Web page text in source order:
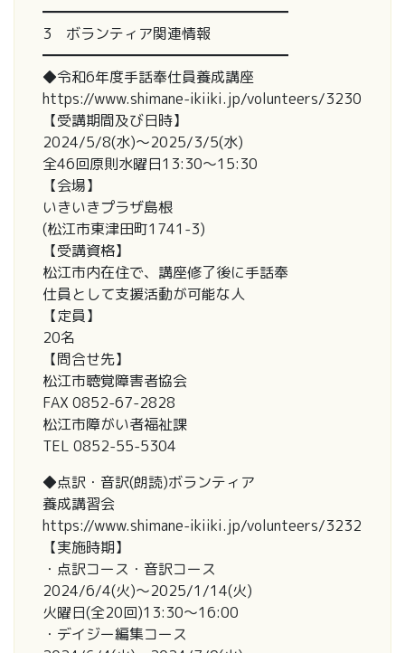
━━━━━━━━━━━━━━━━━
3 ボランティア関連情報
━━━━━━━━━━━━━━━━━
◆令和6年度手話奉仕員養成講座
https://www.shimane-ikiiki.jp/volunteers/3230
【受講期間及び日時】
2024/5/8(水)～2025/3/5(水)
全46回原則水曜日13:30～15:30
【会場】
いきいきプラザ島根
(松江市東津田町1741-3)
【受講資格】
松江市内在住で、講座修了後に手話奉
仕員として支援活動が可能な人
【定員】
20名
【問合せ先】
松江市聴覚障害者協会
FAX 0852-67-2828
松江市障がい者福祉課
TEL 0852-55-5304
◆点訳・音訳(朗読)ボランティア
養成講習会
https://www.shimane-ikiiki.jp/volunteers/3232
【実施時期】
・点訳コース・音訳コース
2024/6/4(火)～2025/1/14(火)
火曜日(全20回)13:30～16:00
・デイジー編集コース